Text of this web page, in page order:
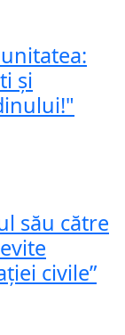
și
său către
civile”